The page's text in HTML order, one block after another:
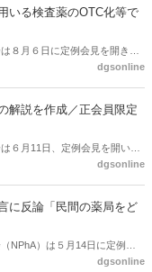
いる検査薬のOTC化等で
８月６日に定例会見を開き、
関する要望書」を厚生労働省 医
dgsonline
解説を作成／正会員限定
６月11日、定例会見を開い
を作成したことを報告。協会
dgsonline
に反論「民間の薬局をど
NPhA）は５月14日に定例会
財政審）から薬局の大規模
dgsonline